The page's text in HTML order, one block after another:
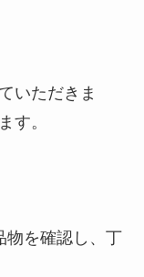
いただきま
す。
物を確認し、丁